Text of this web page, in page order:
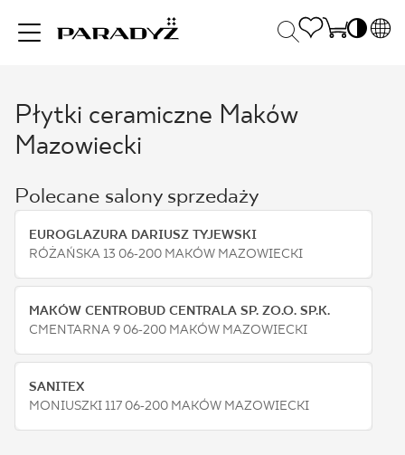
INSPIRACJE
PRODUKTY
KOLEKCJE
DLA BIZNESU
Płytki ceramiczne Maków
Mazowiecki
Polecane salony sprzedaży
EUROGLAZURA DARIUSZ TYJEWSKI
RÓŻAŃSKA 13 06-200 MAKÓW MAZOWIECKI
MAKÓW CENTROBUD CENTRALA SP. ZO.O. SP.K.
CMENTARNA 9 06-200 MAKÓW MAZOWIECKI
SANITEX
MONIUSZKI 117 06-200 MAKÓW MAZOWIECKI